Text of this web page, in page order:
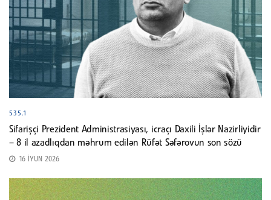
535.1
Sifarişçi Prezident Administrasiyası, icraçı Daxili İşlər Nazirliyidir
– 8 il azadlıqdan məhrum edilən Rüfət Səfərovun son sözü
16 İYUN 2026